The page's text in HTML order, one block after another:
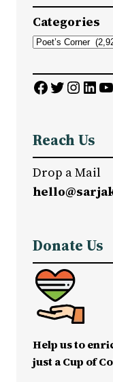
c
h
Categories
Facebook Twitter InstagramLinkedIn YouTube
Reach Us
Drop a Mail
Donate Us
Help us to
just a Cup of